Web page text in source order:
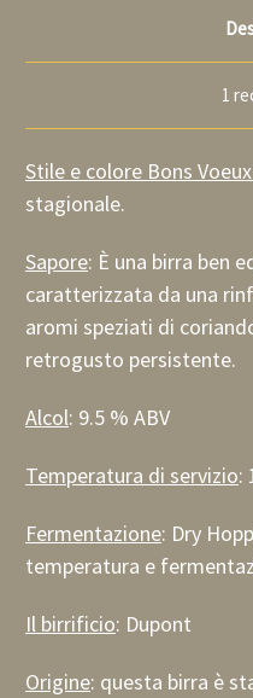
1
Stile e colore Bons
stagionale.
Sapore: È una birra ben
caratterizzata da una
aromi speziati di
retrogusto persistente.
Alcol: 9.5 % ABV
Temperatura di servizio:
Fermentazione: Dry
temperatura e
Il birrificio: Dupont
Origine: questa birra è